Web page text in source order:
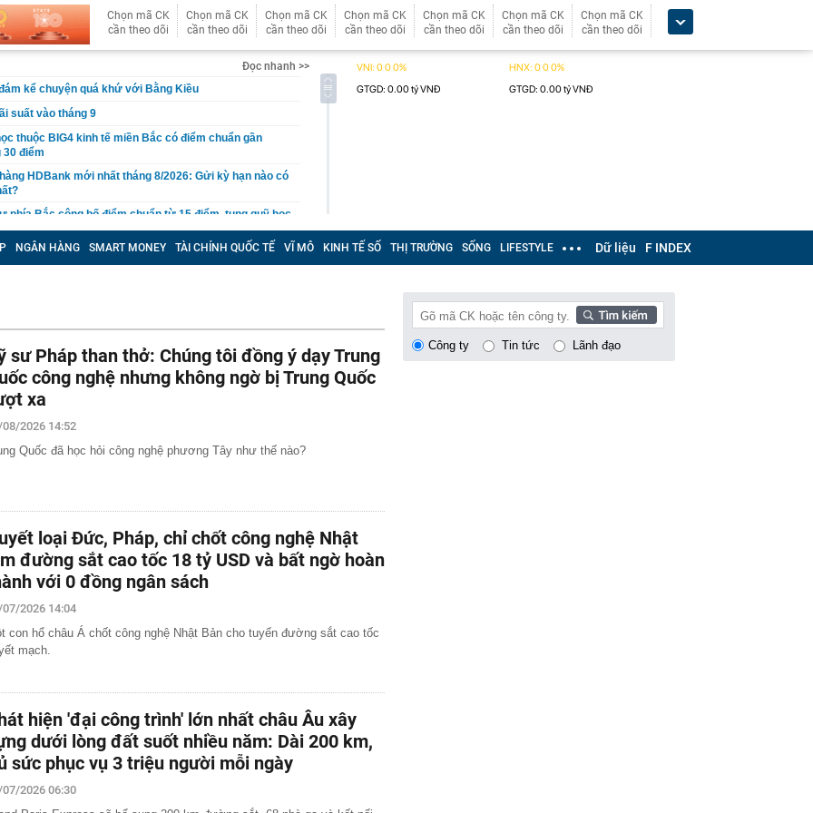
Chọn mã CK
cần theo dõi
Chọn mã CK
cần theo dõi
Chọn mã CK
cần theo dõi
Chọn mã CK
cần theo dõi
Chọn mã CK
cần theo dõi
Chọn mã CK
cần theo dõi
Chọn mã CK
cần theo dõi
Đọc nhanh >>
kể chuyện quá khứ với Bằng Kiều
suất vào tháng 9
thuộc BIG4 kinh tế miền Bắc có điểm chuẩn gần
điểm
HDBank mới nhất tháng 8/2026: Gửi kỳ hạn nào có
phía Bắc công bố điểm chuẩn từ 15 điểm, tung quỹ học
chào mừng tân sinh viên
trên cả nước cần đặc biệt cảnh giác trước loại
nguội theo Nghị định 168
giấu tang vật của chủ hộ kinh doanh Huỳnh Hạ Thi
Ngọc lên tiếng giữa đêm
giảm giá 80 triệu đồng tại đại lý, rẻ hơn Kia Morning
học Thương mại 2026 cao nhất 26,5
phủ chỉ rõ nguyên nhân giá vàng Việt Nam cao hơn
bày điểm yếu chí mạng trong kho tên lửa của Mỹ
tố hình sự cai thầu Hoàng Kim Trường SN 1986
cho vay học sinh, sinh viên nghèo lên gấp đôi
nghị chuyển cơ quan điều tra xử lý 4 mỏ khai thác
Hải My visual sáng bừng, vợ Xuân Son đặt tay lên
ca đầy cảm xúc trong trận đấu của ĐT Việt Nam
viện 53 tuổi nhưng trẻ như mới 35 tiết lộ bí quyết chống
càng sớm, hiệu quả càng cao
những ai có iPhone thường xuyên báo đầy bộ nhớ
tiền giúp nhiều gia đình thu nhập không quá cao vẫn
mượn cuối tháng
NGÂN HÀNG SMART MONEY TÀI CHÍNH QUỐC TẾ VĨ MÔ KINH TẾ SỐ THỊ TRƯỜNG SỐNG LIFESTYLE Dữ liệu F INDEX
sư Pháp than thở: Chúng tôi đồng ý dạy Trung
công nghệ nhưng không ngờ bị Trung Quốc
xa
2026 14:52
Quốc đã học hỏi công nghệ phương Tây như thế nào?
loại Đức, Pháp, chỉ chốt công nghệ Nhật
đường sắt cao tốc 18 tỷ USD và bất ngờ hoàn
với 0 đồng ngân sách
2026 14:04
con hổ châu Á chốt công nghệ Nhật Bản cho tuyến đường sắt cao tốc
mạch.
hiện 'đại công trình' lớn nhất châu Âu xây
dưới lòng đất suốt nhiều năm: Dài 200 km,
sức phục vụ 3 triệu người mỗi ngày
2026 06:30
Công ty Tin tức Lãnh đạo